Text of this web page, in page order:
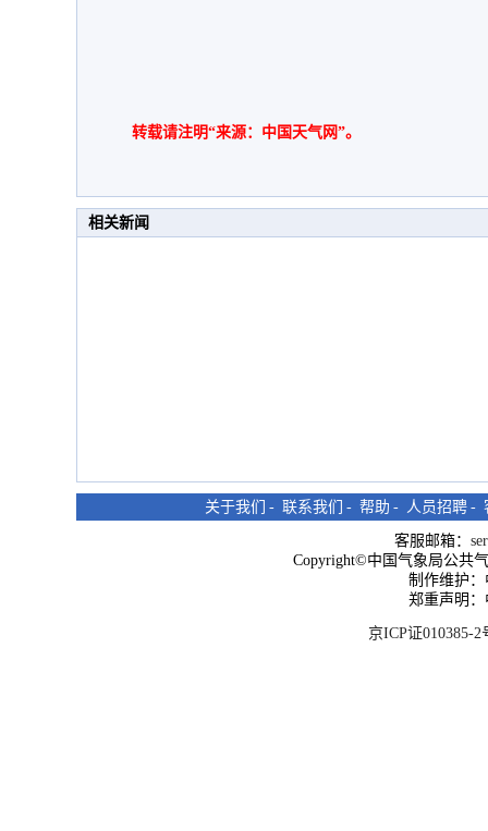
转载请注明“来源：中国天气网”。
相关新闻
关于我们 - 联系我们 - 帮助 - 人员招聘 -
客服邮箱：
Copyright©中国气象局公共
制作维护
郑重声明
京ICP证010385-2